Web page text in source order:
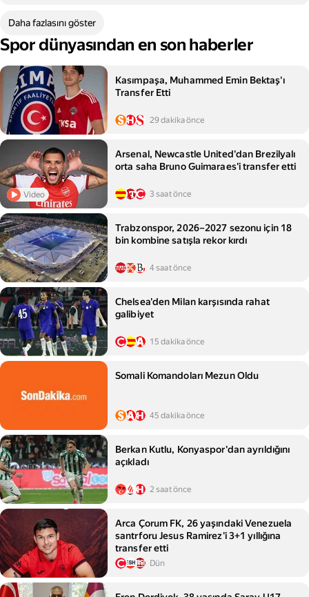
Daha fazlasını göster
Spor dünyasından en son haberler
Kasımpaşa, Muhammed Emin Bektaş'ı
Transfer Etti
29 dakika önce
Video
Arsenal, Newcastle United'dan Brezilyalı
orta saha Bruno Guimaraes'i transfer etti
3 saat önce
Trabzonspor, 2026–2027 sezonu için 18
bin kombine satışla rekor kırdı
4 saat önce
Chelsea'den Milan karşısında rahat
galibiyet
15 dakika önce
Somali Komandoları Mezun Oldu
45 dakika önce
Berkan Kutlu, Konyaspor'dan ayrıldığını
açıkladı
2 saat önce
Arca Çorum FK, 26 yaşındaki Venezuela
santrforu Jesus Ramirez'i 3+1 yıllığına
transfer etti
Dün